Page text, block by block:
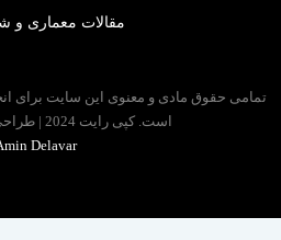
مقالات معماری و
حقوق مادی و معنوی این سایت برای انجمن
است. کپی رایت 2024 | طراحی و توسعه توسط
Amin Delavar